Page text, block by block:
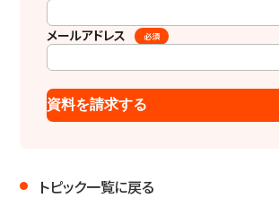
メールアドレス 必須
トピック一覧に戻る